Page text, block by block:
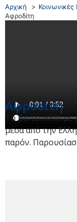
Αρχική Κοινωνικές
Αφροδίτη
Αφροδίτη
Tο βιντεοκλίπ με
μέσα από την
παρόν.